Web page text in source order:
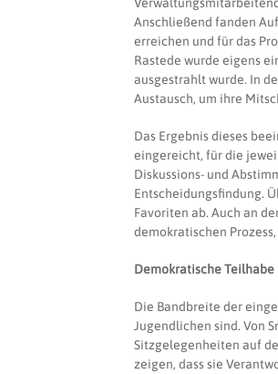
Anschließend fanden
erreichen und für das
Rastede wurde eigens
ausgestrahlt wurde. In
Austausch, um ihre
Das Ergebnis dieses
eingereicht, für die
Diskussions- und
Entscheidungsfindung.
Favoriten ab. Auch an
demokratischen
Demokratische
Die Bandbreite der
Jugendlichen sind. Von
Sitzgelegenheiten auf
zeigen, dass sie